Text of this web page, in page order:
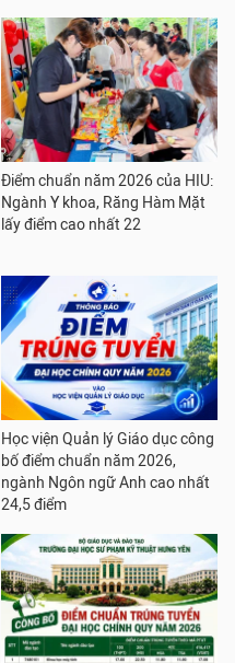
Điểm chuẩn năm 2026 của HIU:
Ngành Y khoa, Răng Hàm Mặt
lấy điểm cao nhất 22
Học viện Quản lý Giáo dục công
bố điểm chuẩn năm 2026,
ngành Ngôn ngữ Anh cao nhất
24,5 điểm